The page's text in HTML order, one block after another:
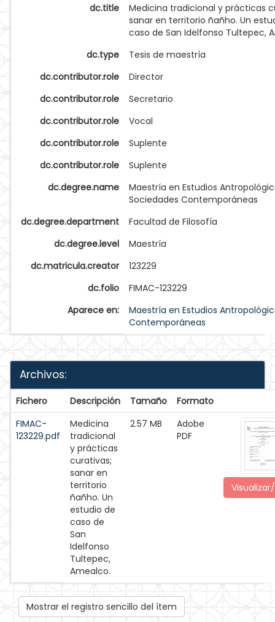
dc.title
Medicina tradicional y prácticas
sanar en territorio ñañho. Un
caso de San Idelfonso Tultepec,
dc.type
Tesis de maestría
dc.contributor.role
Director
dc.contributor.role
Secretario
dc.contributor.role
Vocal
dc.contributor.role
Suplente
dc.contributor.role
Suplente
dc.degree.name
Maestría en Estudios
Sociedades Contemporáneas
dc.degree.department
Facultad de Filosofía
dc.degree.level
Maestría
dc.matricula.creator
123229
dc.folio
FIMAC-123229
Aparece en:
Maestría en Estudios
Contemporáneas
Archivos:
Fichero Descripción Tamaño
Formato
FIMAC-
123229.pdf
Medicina
tradicional
y prácticas
curativas;
sanar en
territorio
ñañho. Un
estudio de
caso de
San
Idelfonso
Tultepec,
Amealco.
2.57 MB
Adobe
PDF
Mostrar el registro sencillo del ítem